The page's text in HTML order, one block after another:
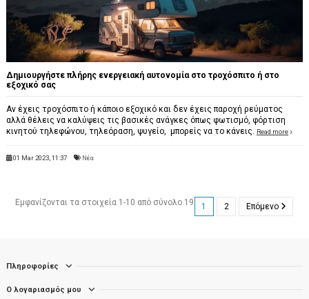
Δημιουργήστε πλήρης ενεργειακή αυτονομία στο τροχόσπιτο ή στο
εξοχικό σας
Αν έχεις τροχόσπιτο ή κάποιο εξοχικό και δεν έχεις παροχή ρεύματος
αλλά θέλεις να καλύψεις τις βασικές ανάγκες όπως φωτισμό, φόρτιση
κινητού τηλεφώνου, τηλεόραση, ψυγείο, μπορείς να το κάνεις.
Read more
01 Mar 2023, 11:37 Νέα
Εμφανίζονται τα στοιχεία 1-10 από σύνολο 19 1 2 Επόμενο
Πληροφορίες
Ο λογαριασμός μου